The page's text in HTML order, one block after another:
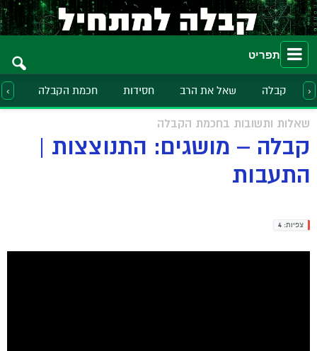
תפריט
קבלה שאל את הרב חסידות חכמת הקבלה ›
‹
שאלות ותשובות בחכמת הקבלה
קבלה – מושגים: התנוצצות |
התעבות
צפיות: 4